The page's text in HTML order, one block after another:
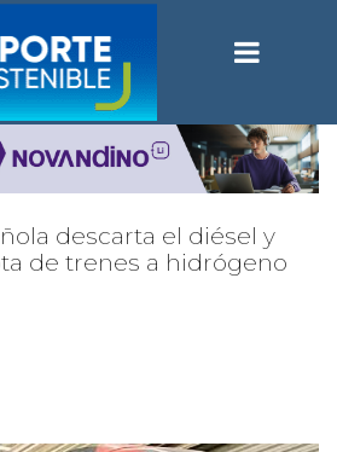
descarta el diésel y
de trenes a hidrógeno